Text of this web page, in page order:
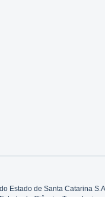
Estado de Santa Catarina